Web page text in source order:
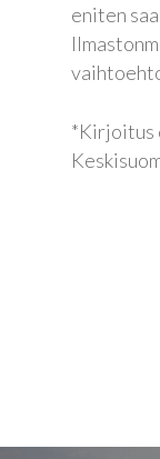
eniten
*Kirjoitus